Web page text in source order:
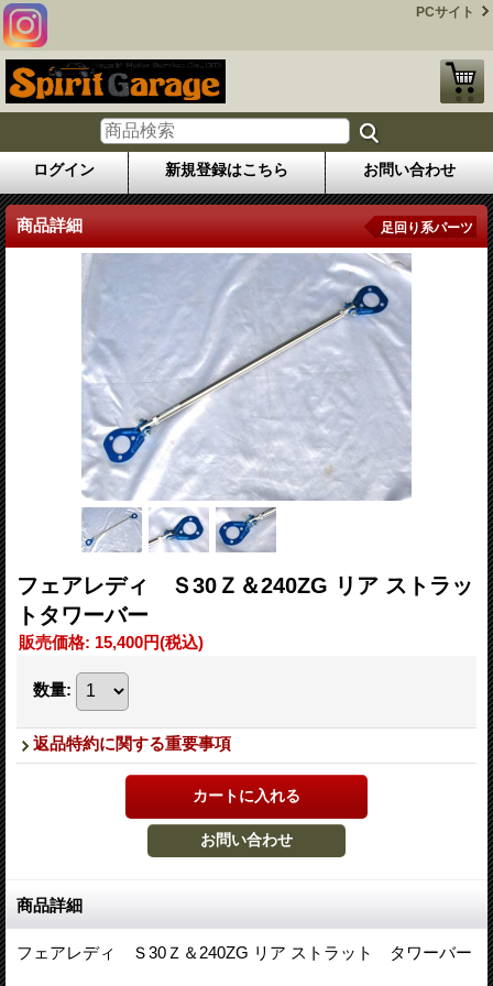
PCサイト
ログイン 新規登録はこちら お問い合わせ
商品詳細 足回り系パーツ
フェアレディ Ｓ30Ｚ＆240ZG リア ストラッ
トタワーバー
販売価格: 15,400円(税込)
数量:
返品特約に関する重要事項
商品詳細
フェアレディ Ｓ30Ｚ＆240ZG リア ストラット タワーバー